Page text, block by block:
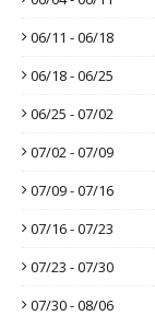
06/11 - 06/18
06/18 - 06/25
06/25 - 07/02
07/02 - 07/09
07/09 - 07/16
07/16 - 07/23
07/23 - 07/30
07/30 - 08/06